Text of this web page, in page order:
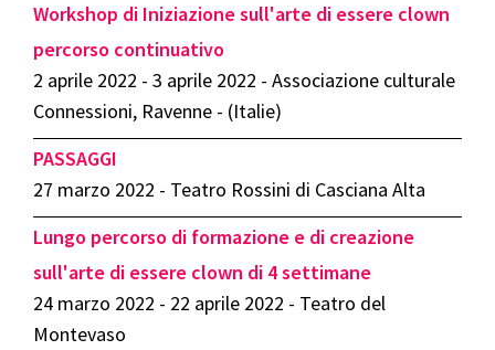
Workshop di Iniziazione sull'arte di essere clown
percorso continuativo
2 aprile 2022 - 3 aprile 2022 - Associazione culturale
Connessioni, Ravenne - (Italie)
PASSAGGI
27 marzo 2022 - Teatro Rossini di Casciana Alta
Lungo percorso di formazione e di creazione
sull'arte di essere clown di 4 settimane
24 marzo 2022 - 22 aprile 2022 - Teatro del
Montevaso